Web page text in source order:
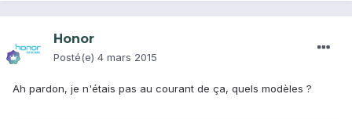
Honor
Posté(e) 4 mars 2015
Ah pardon, je n'étais pas au courant de ça, quels modèles ?